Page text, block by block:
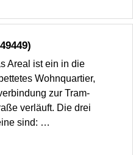
Areal ist ein in die
Wohnquartier,
zur Tram-
verläuft. Die drei
sind: …